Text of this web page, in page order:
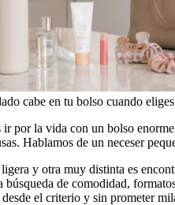
cabe en tu bolso cuando
por la vida con un bolso
Hablamos de un neceser
y otra muy distinta es
búsqueda de comodidad,
el criterio y sin prometer